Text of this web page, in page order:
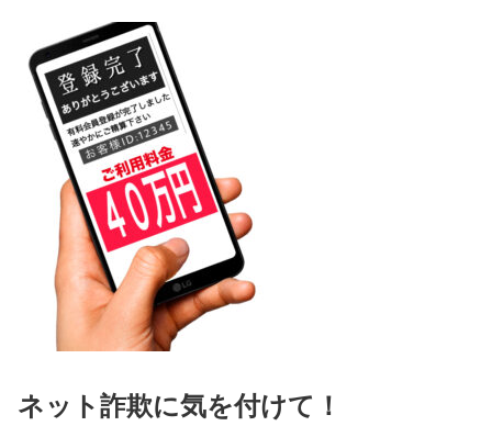
ネット詐欺に気を付けて！